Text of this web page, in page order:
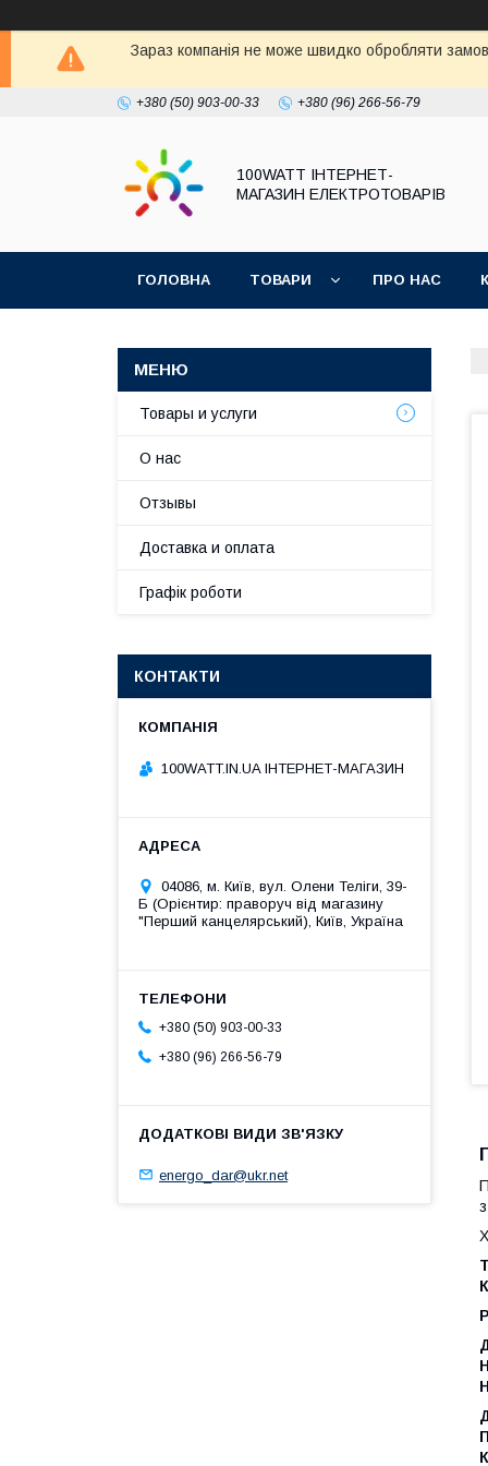
Зараз компанія не може швидко обробляти
+380 (50) 903-00-33 +380 (96) 266-56-79
100WATT ІНТЕРНЕТ-
МАГАЗИН ЕЛЕКТРОТОВАРІВ
ГОЛОВНА ТОВАРИ ПРО НАС
Товары и услуги
О нас
Отзывы
Доставка и оплата
Графік роботи
КОНТАКТИ
100WATT.IN.UA ІНТЕРНЕТ-МАГАЗИН
04086, м. Київ, вул. Олени Теліги, 39-
Б (Орієнтир: праворуч від магазину
"Перший канцелярський), Київ, Україна
+380 (50) 903-00-33
+380 (96) 266-56-79
energo_dar@ukr.net